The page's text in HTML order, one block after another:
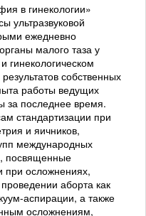
в гинекологии»
ультразвуковой
ежедневно
малого таза у
гинекологическом
собственных
работы ведущих
за последнее время.
стандартизации при
и яичников,
международных
посвященные
при осложнениях,
аборта как
аспирации, а также
осложнениям,